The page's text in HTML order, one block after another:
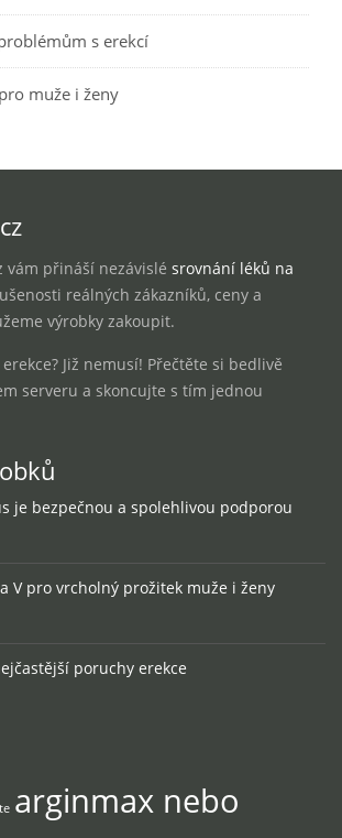
s erekcí
muže i ženy
vám přináší nezávislé srovnání léků na
reálných zákazníků, ceny a
výrobky zakoupit.
Již nemusí! Přečtěte si bedlivě
serveru a skoncujte s tím jednou
je bezpečnou a spolehlivou podporou
V pro vrcholný prožitek muže i ženy
poruchy erekce
arginmax nebo